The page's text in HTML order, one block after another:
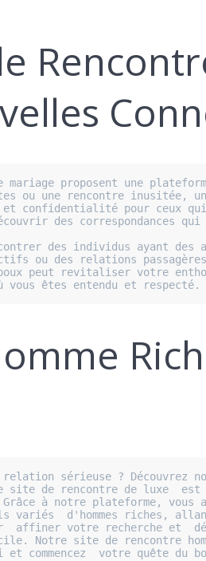
proposent une
ou une rencontre inusitée,
et confidentialité pour ceux
des correspondances
des individus ayant des
ou des relations
peut revitaliser votre
vous êtes entendu et respecté.
sérieuse ? Découvrez
de rencontre de luxe  est
à notre plateforme, vous
variés  d'hommes riches,
affiner votre recherche et
Notre site de rencontre
votre quête du